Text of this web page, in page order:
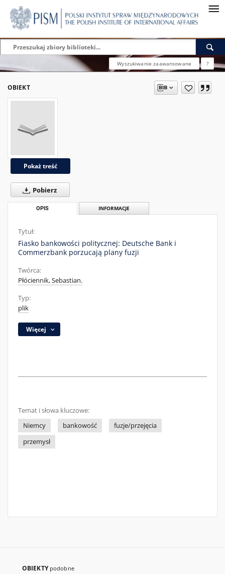
Wyszukiwanie zaawansowane ?
OBIEKT
Pokaż treść
Pobierz
OPIS INFORMACJE
Tytuł:
Fiasko bankowości politycznej: Deutsche Bank i
Commerzbank porzucają plany fuzji
Twórca:
Płóciennik, Sebastian.
Typ:
plik
Więcej
Temat i słowa kluczowe:
Niemcy
bankowość
fuzje/przejęcia
przemysł
OBIEKTY podobne